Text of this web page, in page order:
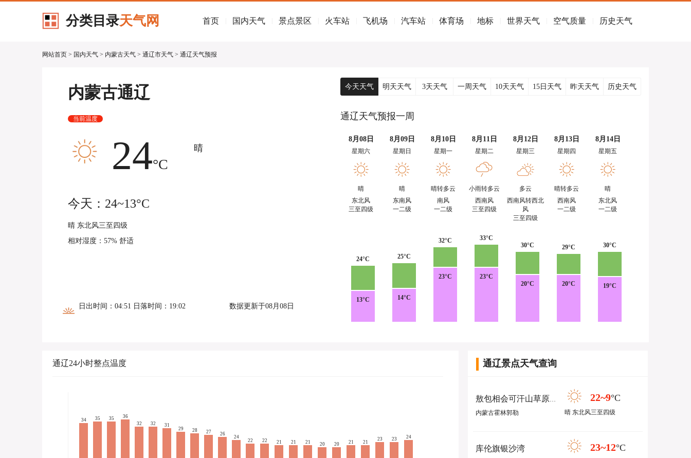
分类目录天气网 首页 国内天气 景点景区 火车站 飞机场 汽车站 体育场 地标 世界天气 空气质量 历史天气
网站首页 > 国内天气 > 内蒙古天气 > 通辽市天气 > 通辽天气预报
内蒙古通辽
当前温度
24°C
晴
今天：24~13°C
晴 东北风三至四级
相对湿度：57% 舒适
日出时间：04:51 日落时间：19:02 数据更新于08月08日
今天天气 明天天气 3天天气 一周天气 10天天气 15日天气 昨天天气 历史天气
通辽天气预报一周
8月08日 8月09日 8月10日 8月11日 8月12日 8月13日 8月14日
星期六 星期日 星期一 星期二 星期三 星期四 星期五
晴 晴 晴转多云 小雨转多云 多云 晴转多云
晴
东北风
三至四级
东南风
一二级
南风
一二级
西南风
三至四级
西南风转西北
风
三至四级
西南风
一二级
东北风
一二级
24°C
13°C
25°C
14°C
32°C
23°C
33°C
23°C
30°C
20°C
29°C
20°C
30°C
19°C
通辽24小时整点温度
34 35 35 36
32 32 31
29 28 27 26
24
22 22 21 21 21 20 20 21 21
23 23 24
通辽景点天气查询
敖包相会可汗山草原旅游区
内蒙古霍林郭勒
22~9°C
晴 东北风三至四级
库伦旗银沙湾 23~12°C